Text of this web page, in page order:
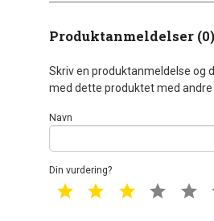
Produktanmeldelser (0)
Skriv en produktanmeldelse og
med dette produktet med andre
Navn
Din vurdering?
1 star 2 star 3 star 4 star